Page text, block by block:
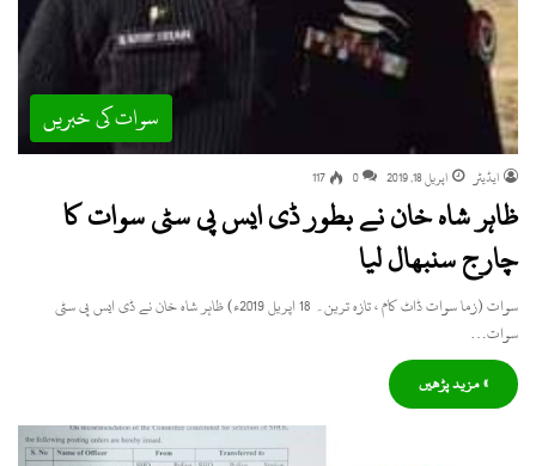
سوات کی خبریں
ایڈیٹر اپریل 18, 2019 0
117
ظاہر شاہ خان نے بطور ڈی ایس پی سٹی سوات کا
چارج سنبھال لیا
سوات (زما سوات ڈاٹ کام ، تازہ ترین۔ 18 اپریل 2019ء) ظاہر شاہ خان نے ڈی ایس پی سٹی
سوات…
» مزید پڑھیں